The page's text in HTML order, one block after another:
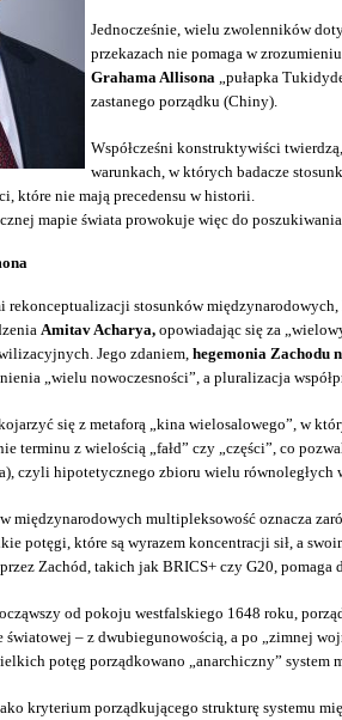
Jednocześnie, wielu zwolenników
przekazach nie pomaga w
Grahama Allisona „pułapka
zastanego porządku (Chiny).
Współcześni konstruktywiści
warunkach, w których badacze
które nie mają precedensu w historii.
mapie świata prowokuje więc do
rekonceptualizacji stosunków
Amitav Acharya, opowiadając się za
Jego zdaniem, hegemonia Zachodu
„wielu nowoczesności”, a pluralizacja
się z metaforą „kina wielosalowego”, w
terminu z wielością „fałd” czy „części”, co
czyli hipotetycznego zbioru wielu równoległych
międzynarodowych multipleksowość oznacza
potęgi, które są wyrazem koncentracji sił, a
Zachód, takich jak BRICS+ czy G20,
od pokoju westfalskiego 1648 roku,
– z dwubiegunowością, a po „zimnej
potęg porządkowano „anarchiczny”
kryterium porządkującego strukturę systemu